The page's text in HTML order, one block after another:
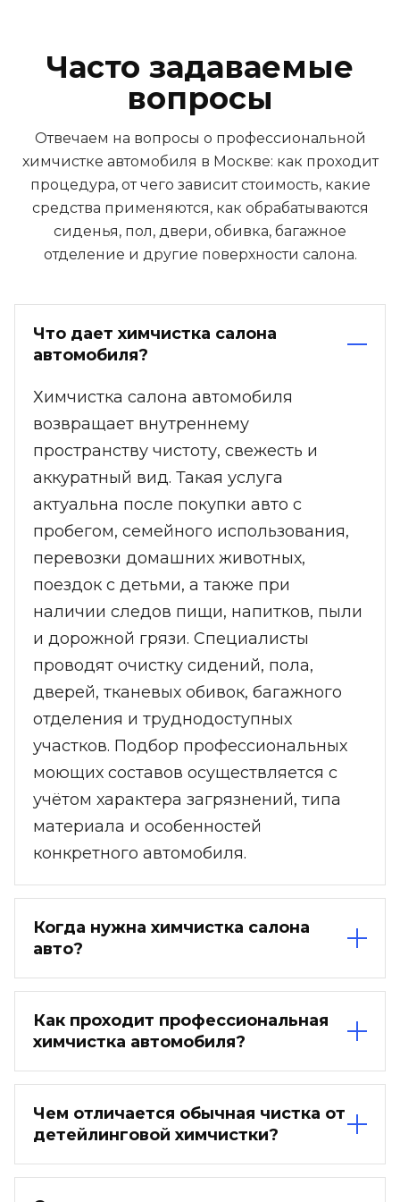
Часто задаваемые
вопросы
Отвечаем на вопросы о профессиональной
химчистке автомобиля в Москве: как проходит
процедура, от чего зависит стоимость, какие
средства применяются, как обрабатываются
сиденья, пол, двери, обивка, багажное
отделение и другие поверхности салона.
Что дает химчистка салона
автомобиля?
Химчистка салона автомобиля
возвращает внутреннему
пространству чистоту, свежесть и
аккуратный вид. Такая услуга
актуальна после покупки авто с
пробегом, семейного использования,
перевозки домашних животных,
поездок с детьми, а также при
наличии следов пищи, напитков, пыли
и дорожной грязи. Специалисты
проводят очистку сидений, пола,
дверей, тканевых обивок, багажного
отделения и труднодоступных
участков. Подбор профессиональных
моющих составов осуществляется с
учётом характера загрязнений, типа
материала и особенностей
конкретного автомобиля.
Когда нужна химчистка салона
авто?
Химчистка необходима, когда салон
потерял первоначальную свежесть,
появились следы активной
эксплуатации, загрязнения на
потолке или обивке. Также процедура
появился неприятный табачный запах,
Как проходит профессиональная
химчистка автомобиля?
Сначала проводится диагностика
салона: мастер оценивает материалы,
степень загрязнения, следы влаги,
состояние сидений, пола, дверей и
Чем отличается обычная чистка от
детейлинговой химчистки?
Обычная чистка чаще направлена